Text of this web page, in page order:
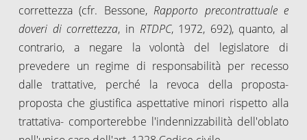
correttezza (cfr. Bessone, Rapporto precontrattuale e
doveri di correttezza, in RTDPC, 1972, 692), quanto, al
contrario, a negare la volontà del legislatore di
prevedere un regime di responsabilità per recesso
dalle trattative, perché la revoca della proposta-
proposta che giustifica aspettative minori rispetto alla
trattativa- comporterebbe l'indennizzabilità dell'oblato